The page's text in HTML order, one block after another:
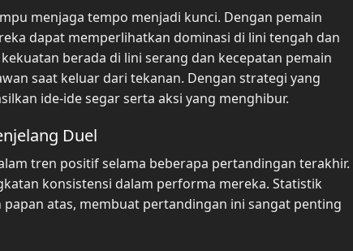
menjaga tempo menjadi kunci. Dengan pemain
dapat memperlihatkan dominasi di lini tengah dan
berada di lini serang dan kecepatan pemain
saat keluar dari tekanan. Dengan strategi yang
ide-ide segar serta aksi yang menghibur.
Duel
tren positif selama beberapa pertandingan terakhir.
konsistensi dalam performa mereka. Statistik
atas, membuat pertandingan ini sangat penting